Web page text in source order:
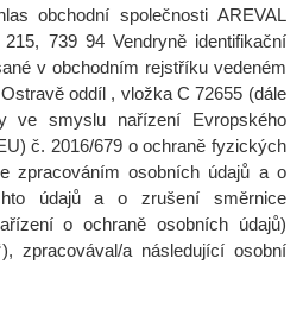
obchodní společnosti AREVAL
739 94 Vendryně identifikační
v obchodním rejstříku vedeném
oddíl , vložka C 72655 (dále
ve smyslu nařízení Evropského
č. 2016/679 o ochraně fyzických
zpracováním osobních údajů a o
údajů a o zrušení směrnice
o ochraně osobních údajů)
), zpracovával/a následující osobní